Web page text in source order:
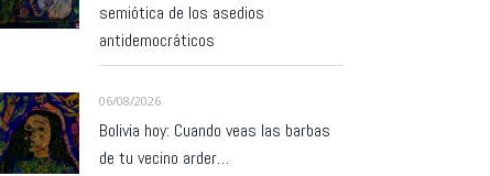
semiótica de los asedios
antidemocráticos
06/08/2026
Bolivia hoy: Cuando veas las barbas
de tu vecino arder…